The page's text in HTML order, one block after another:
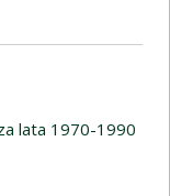
lata 1970-1990